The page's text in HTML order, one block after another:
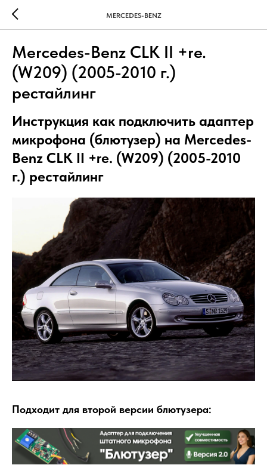
MERCEDES-BENZ
Mercedes-Benz CLK II +re.
(W209) (2005-2010 г.)
рестайлинг
Инструкция как подключить адаптер
микрофона (блютузер) на Mercedes-
Benz CLK II +re. (W209) (2005-2010
г.) рестайлинг
Подходит для второй версии блютузера: